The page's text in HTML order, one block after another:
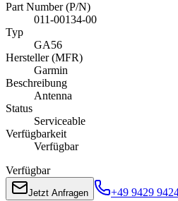
Part Number (P/N)
011-00134-00
Typ
GA56
Hersteller (MFR)
Garmin
Beschreibung
Antenna
Status
Serviceable
Verfügbarkeit
Verfügbar
Verfügbar
Jetzt Anfragen +49 9429